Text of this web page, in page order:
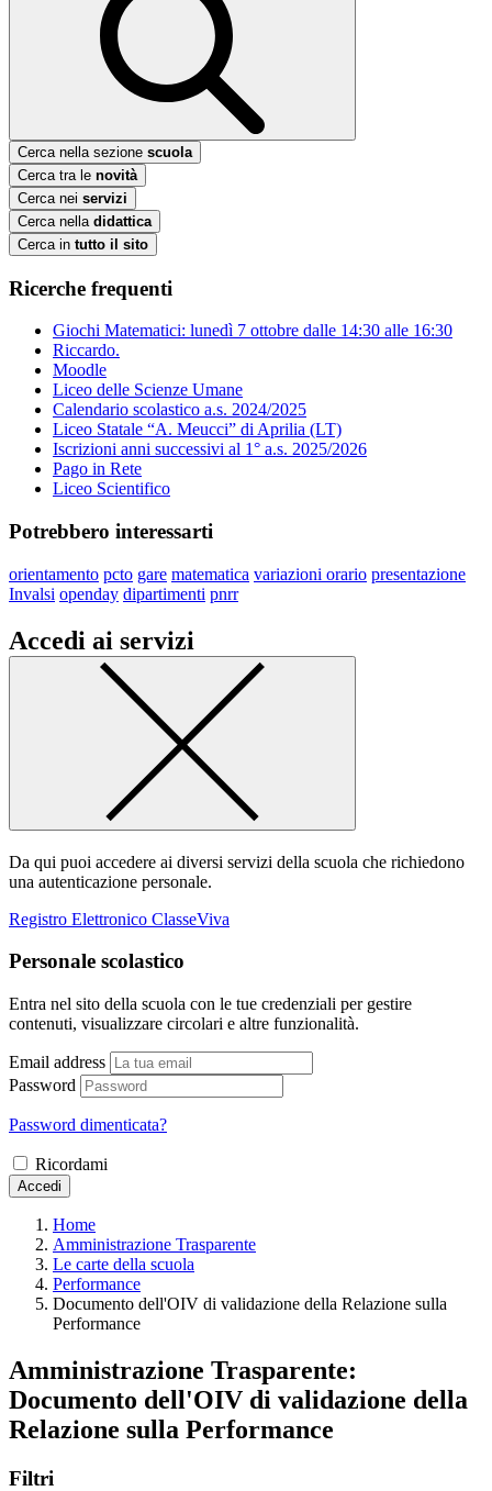
Cerca nella sezione scuola
Cerca tra le novità
Cerca nei servizi
Cerca nella didattica
Cerca in tutto il sito
Ricerche frequenti
Giochi Matematici: lunedì 7 ottobre dalle 14:30 alle 16:30
Riccardo.
Moodle
Liceo delle Scienze Umane
Calendario scolastico a.s. 2024/2025
Liceo Statale “A. Meucci” di Aprilia (LT)
Iscrizioni anni successivi al 1° a.s. 2025/2026
Pago in Rete
Liceo Scientifico
Potrebbero interessarti
orientamento pcto gare matematica variazioni orario presentazione
Invalsi openday dipartimenti pnrr
Accedi ai servizi
Da qui puoi accedere ai diversi servizi della scuola che richiedono
una autenticazione personale.
Registro Elettronico ClasseViva
Personale scolastico
Entra nel sito della scuola con le tue credenziali per gestire
contenuti, visualizzare circolari e altre funzionalità.
Email address
Password
Password dimenticata?
Ricordami
Accedi
Home
Amministrazione Trasparente
Le carte della scuola
Performance
Documento dell'OIV di validazione della Relazione sulla
Performance
Amministrazione Trasparente:
Documento dell'OIV di validazione della
Relazione sulla Performance
Filtri